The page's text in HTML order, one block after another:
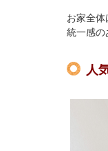
お家全体
統一感の
人